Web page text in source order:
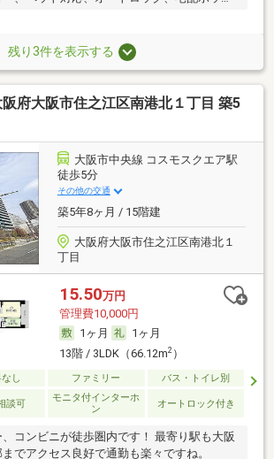
残り3件を表示する
阪府大阪市住之江区南港北１丁目 築5
大阪市中央線 コスモスクエア駅
徒歩5分
その他の交通
築5年8ヶ月 / 15階建
大阪府大阪市住之江区南港北１
丁目
15.50万円
管理費10,000円
1ヶ月
1ヶ月
13階 / 3LDK（66.12m2）
し ファミリー バス・トイレ別
談可
モニタ付インターホ
ン
オートロック付き
、コンビニが徒歩圏内です！ 最寄り駅も大阪
でアクセス良好で通勤も楽々ですね。